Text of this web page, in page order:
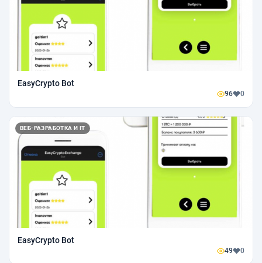
EasyCrypto Bot
96 0
ВЕБ-РАЗРАБОТКА И IT
EasyCrypto Bot
49 0